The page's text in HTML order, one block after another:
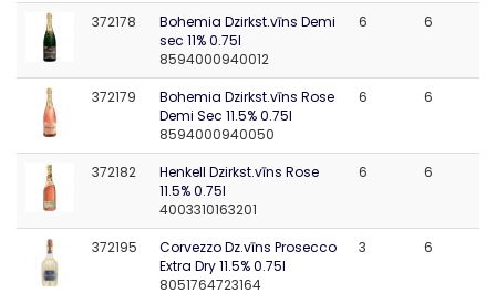
372178
Bohemia Dzirkst.vīns Demi
sec 11% 0.75l
8594000940012
6 6
372179
Bohemia Dzirkst.vīns Rose
Demi Sec 11.5% 0.75l
8594000940050
6 6
372182
Henkell Dzirkst.vīns Rose
11.5% 0.75l
4003310163201
6 6
372195
Corvezzo Dz.vīns Prosecco
Extra Dry 11.5% 0.75l
8051764723164
3 6